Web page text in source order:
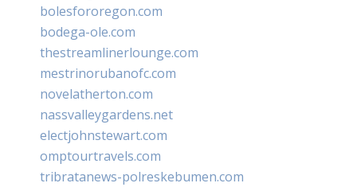
bolesfororegon.com
bodega-ole.com
thestreamlinerlounge.com
mestrinorubanofc.com
novelatherton.com
nassvalleygardens.net
electjohnstewart.com
omptourtravels.com
tribratanews-polreskebumen.com